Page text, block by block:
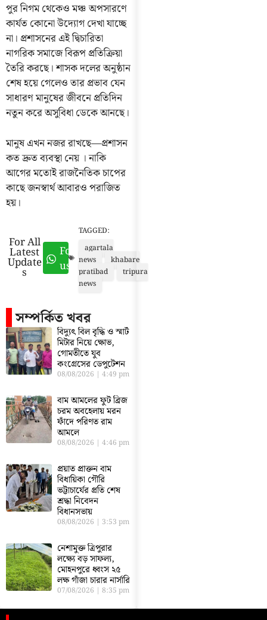
পুর নিগম থেকেও মঞ্চ অপসারণে
কার্যত কোনো উদ্যোগ দেখা যাচ্ছে
না। প্রশাসনের এই দ্বিচারিতা
নাগরিক সমাজে বিরূপ প্রতিক্রিয়া
তৈরি করছে। শাসক দলের অনুষ্ঠান
শেষ হয়ে গেলেও তার প্রভাব যেন
সাধারণ মানুষের জীবনে প্রতিদিন
নতুন করে অসুবিধা ডেকে আনছে।
মানুষ এখন নজর রাখছে—প্রশাসন
কত দ্রুত ব্যবস্থা নেয় । নাকি
আগের মতোই রাজনৈতিক চাপের
কাছে জনস্বার্থ আবারও পরাজিত
হয়।
For All
Latest
Update
s
Follow
us
TAGGED:
agartala
news
khabare
pratibad
tripura
news
সম্পর্কিত খবর
বিদ্যুৎ বিল বৃদ্ধি ও স্মার্ট
মিটার নিয়ে ক্ষোভ,
গোমতীতে যুব
কংগ্রেসের ডেপুটেশন
08/08/2026 4:49 pm
বাম আমলের ফুট ব্রিজ
চরম অবহেলায় মরন
ফাঁদে পরিণত রাম
আমলে
08/08/2026 4:46 pm
প্রয়াত প্রাক্তন বাম
বিধায়িকা গৌরি
ভট্টাচার্যের প্রতি শেষ
শ্রদ্ধা নিবেদন
বিধানসভায়
08/08/2026 3:53 pm
নেশামুক্ত ত্রিপুরার
লক্ষ্যে বড় সাফল্য,
মোহনপুরে ধ্বংস ২৫
লক্ষ গাঁজা চারার নার্সারি
07/08/2026 8:35 pm